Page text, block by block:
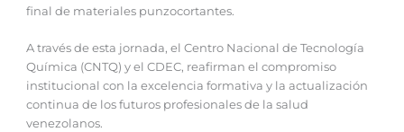
final de materiales punzocortantes.
A través de esta jornada, el Centro Nacional de Tecnología
Química (CNTQ) y el CDEC, reafirman el compromiso
institucional con la excelencia formativa y la actualización
continua de los futuros profesionales de la salud
venezolanos.